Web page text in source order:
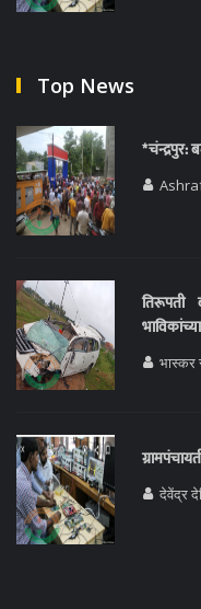
Top News
*चंन्द्रपुर:
तिरूपती
भास्कर
देवेंद्र